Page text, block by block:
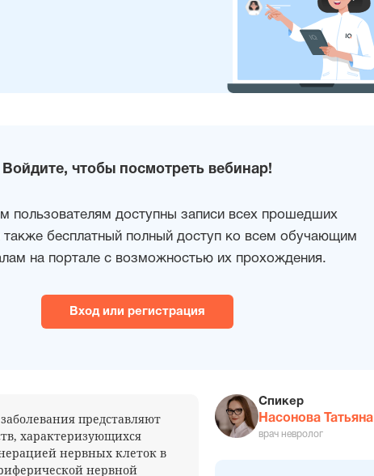
Войдите, чтобы посмотреть вебинар!
пользователям доступны записи всех прошедших
также бесплатный полный доступ ко всем обучающим
на портале с возможностью их прохождения.
Вход или регистрация
представляют
характеризующихся
нервных клеток в
нервной
Спикер
Насонова Татьяна
врач невролог